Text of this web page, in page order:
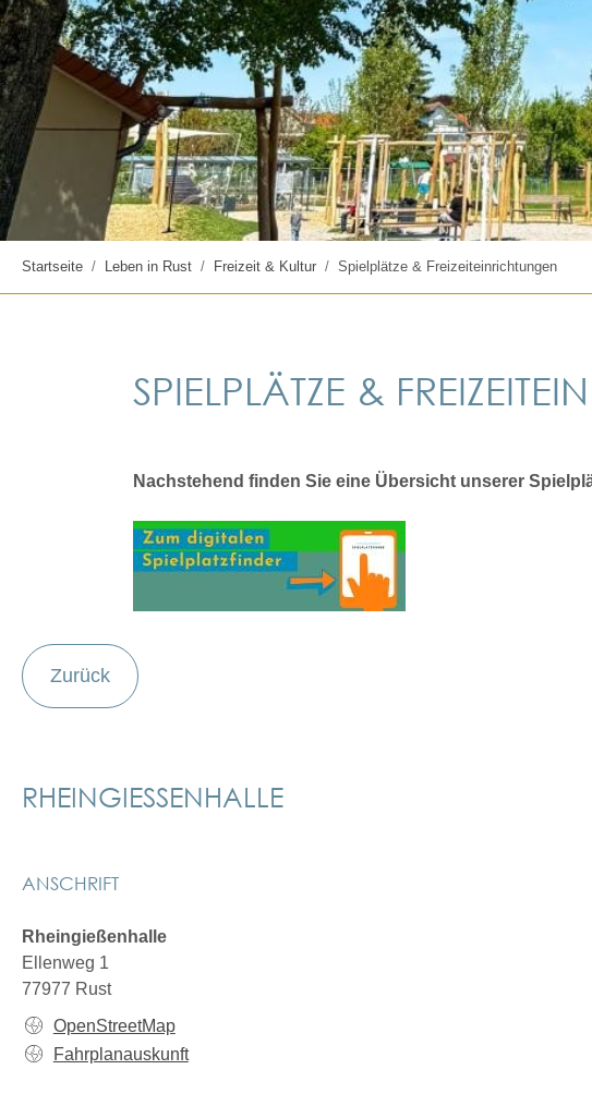
Startseite Leben in Rust Freizeit & Kultur Spielplätze & Freizeiteinrichtungen
SPIELPLÄTZE &
Nachstehend finden Sie eine Übersicht unserer
Zurück
RHEINGIESSENHALLE
ANSCHRIFT
Rheingießenhalle
Ellenweg 1
77977 Rust
OpenStreetMap
Fahrplanauskunft